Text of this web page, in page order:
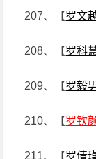
207、【罗文
208、【罗科
209、【罗毅
210、【罗钦
211、【罗倩